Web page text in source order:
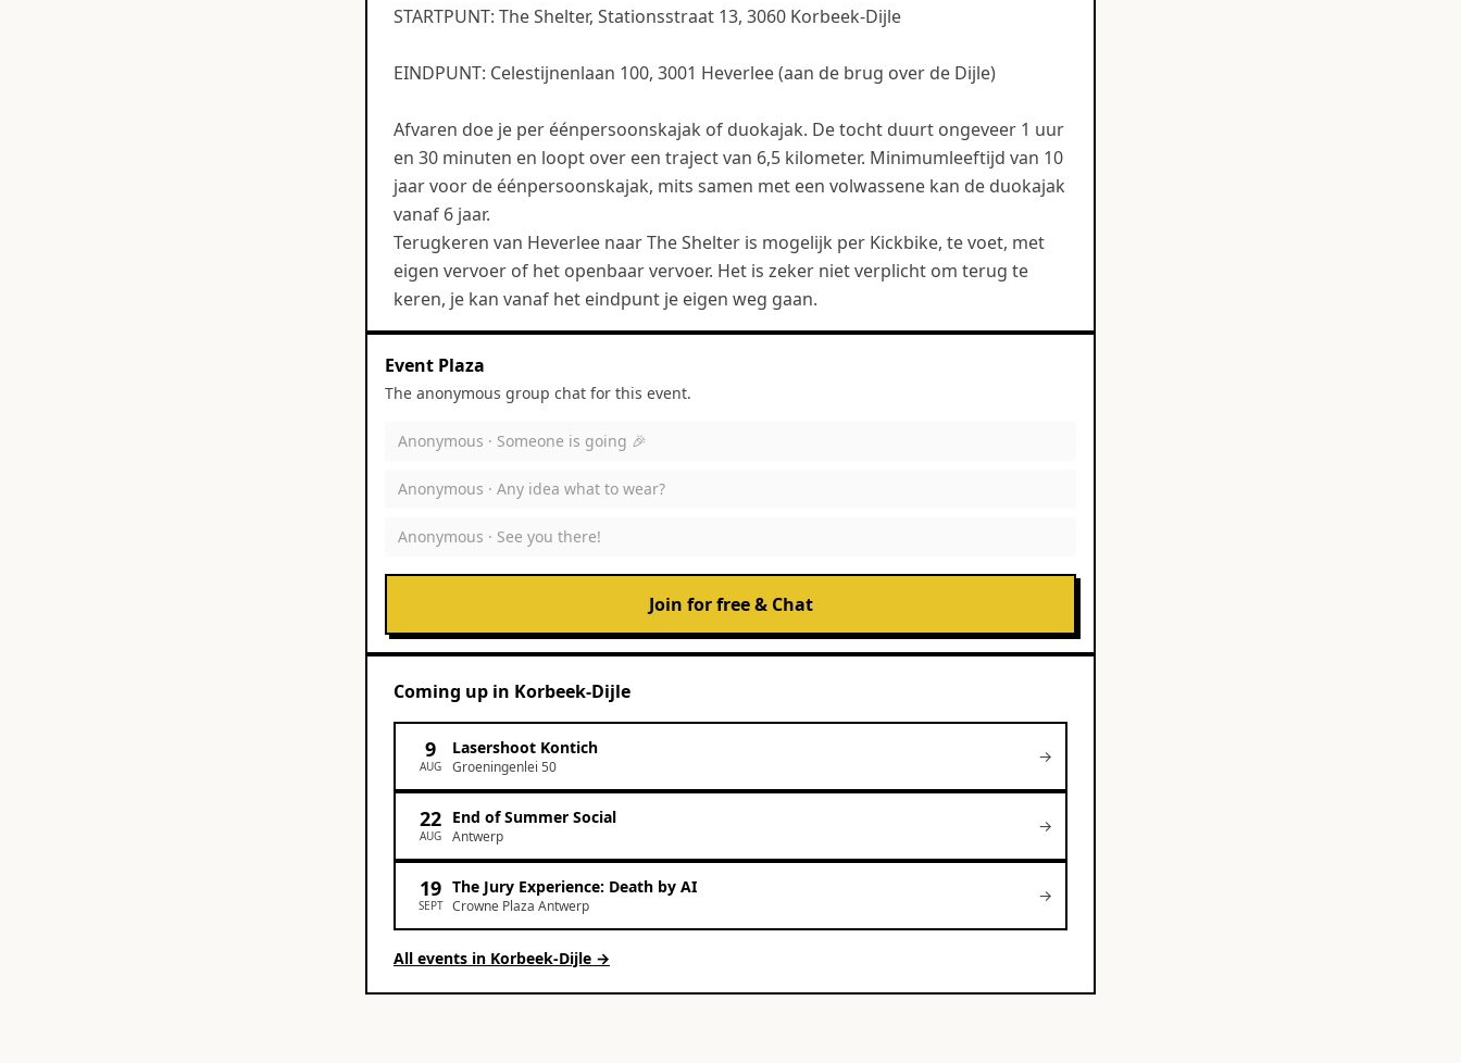
STARTPUNT: The Shelter, Stationsstraat 13, 3060 Korbeek-Dijle
EINDPUNT: Celestijnenlaan 100, 3001 Heverlee (aan de brug over de Dijle)
Afvaren doe je per éénpersoonskajak of duokajak. De tocht duurt ongeveer 1 uur
en 30 minuten en loopt over een traject van 6,5 kilometer. Minimumleeftijd van 10
jaar voor de éénpersoonskajak, mits samen met een volwassene kan de duokajak
vanaf 6 jaar.
Terugkeren van Heverlee naar The Shelter is mogelijk per Kickbike, te voet, met
eigen vervoer of het openbaar vervoer. Het is zeker niet verplicht om terug te
keren, je kan vanaf het eindpunt je eigen weg gaan.
Event Plaza
The anonymous group chat for this event.
Anonymous · Someone is going 🎉
Anonymous · Any idea what to wear?
Anonymous · See you there!
Join for free & Chat
Coming up in Korbeek-Dijle
9
AUG
Lasershoot Kontich
Groeningenlei 50
→
22
AUG
End of Summer Social
Antwerp
→
19
SEPT
The Jury Experience: Death by AI
Crowne Plaza Antwerp
→
All events in Korbeek-Dijle →